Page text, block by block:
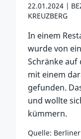
22.01.2024
KREUZBERG
In einem
wurde von
Schränke auf
mit einem
gefunden.
und wollte
kümmern.
Quelle: